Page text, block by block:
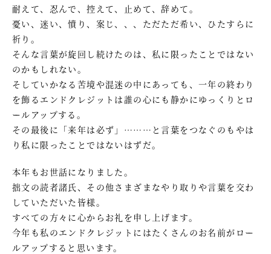
耐えて、忍んで、控えて、止めて、辞めて。
憂い、迷い、憤り、案じ、、、ただただ希い、ひたすらに
祈り。
そんな言葉が旋回し続けたのは、私に限ったことではない
のかもしれない。
そしていかなる苦境や混迷の中にあっても、一年の終わり
を飾るエンドクレジットは誰の心にも静かにゆっくりとロ
ールアップする。
その最後に「来年は必ず」………と言葉をつなぐのもやは
り私に限ったことではないはずだ。
本年もお世話になりました。
拙文の読者諸氏、その他さまざまなやり取りや言葉を交わ
していただいた皆様。
すべての方々に心からお礼を申し上げます。
今年も私のエンドクレジットにはたくさんのお名前がロー
ルアップすると思います。